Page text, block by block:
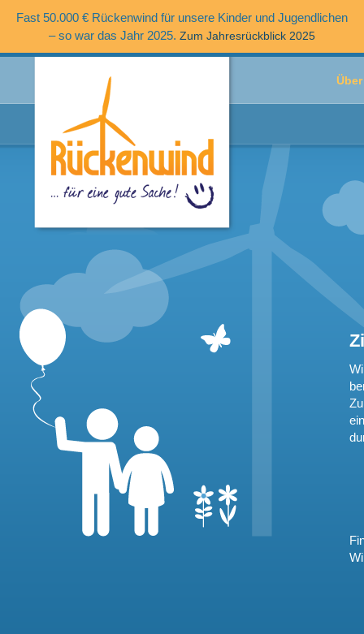
Fast 50.000 € Rückenwind für unsere Kinder und Jugendlichen
– so war das Jahr 2025. Zum Jahresrückblick 2025